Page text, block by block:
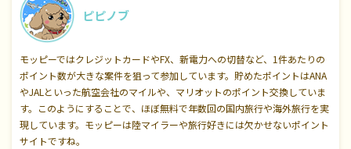
ピピノブ
モッピーではクレジットカードやFX、新電力への切替など、1件あたりの
ポイント数が大きな案件を狙って参加しています。貯めたポイントはANA
やJALといった航空会社のマイルや、マリオットのポイント交換していま
す。このようにすることで、ほぼ無料で年数回の国内旅行や海外旅行を実
現しています。モッピーは陸マイラーや旅行好きには欠かせないポイント
サイトですね。